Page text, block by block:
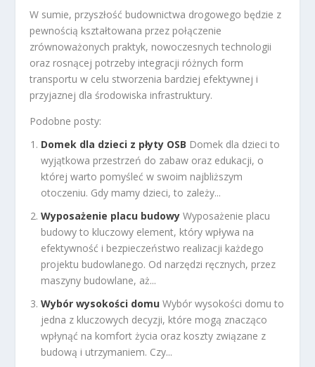
W sumie, przyszłość budownictwa drogowego będzie z
pewnością kształtowana przez połączenie
zrównoważonych praktyk, nowoczesnych technologii
oraz rosnącej potrzeby integracji różnych form
transportu w celu stworzenia bardziej efektywnej i
przyjaznej dla środowiska infrastruktury.
Podobne posty:
Domek dla dzieci z płyty OSB Domek dla dzieci to
wyjątkowa przestrzeń do zabaw oraz edukacji, o
której warto pomyśleć w swoim najbliższym
otoczeniu. Gdy mamy dzieci, to zależy...
Wyposażenie placu budowy Wyposażenie placu
budowy to kluczowy element, który wpływa na
efektywność i bezpieczeństwo realizacji każdego
projektu budowlanego. Od narzędzi ręcznych, przez
maszyny budowlane, aż...
Wybór wysokości domu Wybór wysokości domu to
jedna z kluczowych decyzji, które mogą znacząco
wpłynąć na komfort życia oraz koszty związane z
budową i utrzymaniem. Czy...